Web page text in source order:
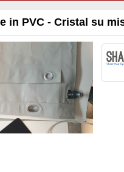
in PVC - Cristal su